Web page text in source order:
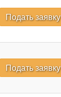
Подать заявку
Подать заявку